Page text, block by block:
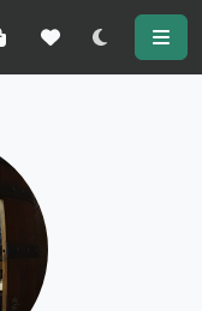
Darkmode